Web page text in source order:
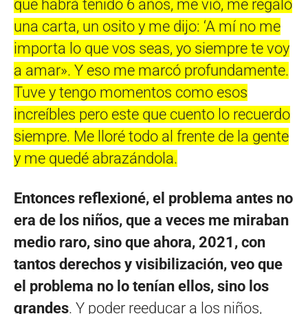
que habrá tenido 6 años, me vió, me regaló
una carta, un osito y me dijo: ‘A mí no me
importa lo que vos seas, yo siempre te voy
a amar». Y eso me marcó profundamente.
Tuve y tengo momentos como esos
increíbles pero este que cuento lo recuerdo
siempre. Me lloré todo al frente de la gente
y me quedé abrazándola.
Entonces reflexioné, el problema antes no
era de los niños, que a veces me miraban
medio raro, sino que ahora, 2021, con
tantos derechos y visibilización, veo que
el problema no lo tenían ellos, sino los
grandes. Y poder reeducar a los niños,